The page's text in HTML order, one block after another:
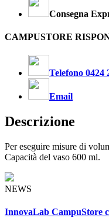
Consegna
CAMPUSTORE
Telefono 0424
Email
Descrizione
Per eseguire misure di
Capacità del vaso 600 ml.
NEWS
InnovaLab CampuStore